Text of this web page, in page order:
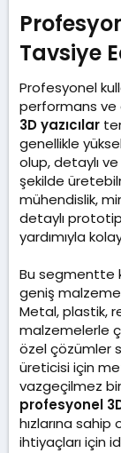
Tavsiye
Profesyonel
performans ve
3D yazıcılar
genellikle
olup, detaylı
şekilde
mühendislik,
detaylı
yardımıyla
Bu segmentte
geniş
Metal, plastik,
malzemelerle
özel çözümler
üreticisi için
vazgeçilmez
profesyonel
hızlarına
ihtiyaçları için